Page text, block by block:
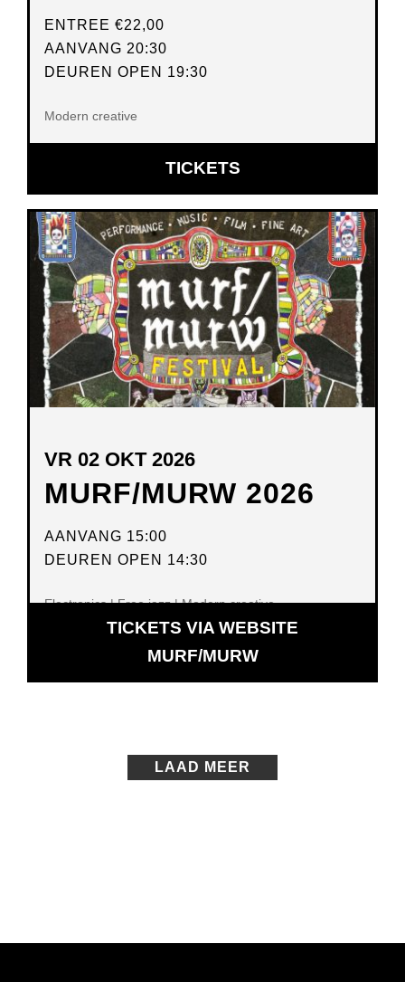
ENTREE €22,00
AANVANG 20:30
DEUREN OPEN 19:30
Modern creative
TICKETSOPENT
IN
NIEUW
VENSTER
MURF/MURW 2026
VR 02 OKT 2026
AANVANG 15:00
DEUREN OPEN 14:30
Electronics | Free jazz | Modern creative
TICKETS VIA WEBSITE
MURF/MURWOPENT
IN
LAAD MEER